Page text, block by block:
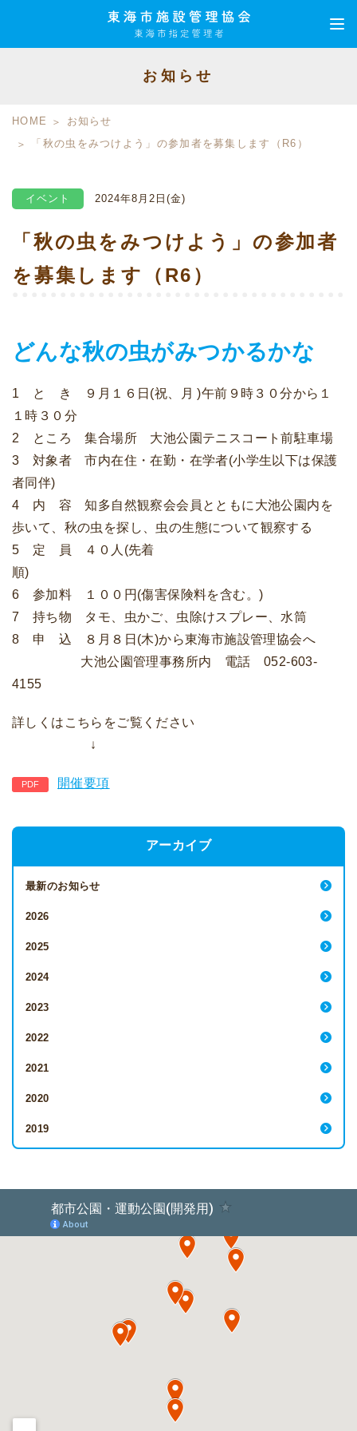
お知らせ
HOME
お知らせ
「秋の虫をみつけよう」の参加者を募集します（R6）
イベント 2024年8月2日(金)
「秋の虫をみつけよう」の参加者
を募集します（R6）
どんな秋の虫がみつかるかな
1 と き ９月１６日(祝、月 )午前９時３０分から１
１時３０分
2 ところ 集合場所 大池公園テニスコート前駐車場
3 対象者 市内在住・在勤・在学者(小学生以下は保護
者同伴)
4 内 容 知多自然観察会会員とともに大池公園内を
歩いて、秋の虫を探し、虫の生態について観察する
5 定 員 ４０人(先着
6 参加料 １００円(傷害保険料を含む。)
7 持ち物 タモ、虫かご、虫除けスプレー、水筒
8 申 込 ８月８日(木)から東海市施設管理協会へ
大池公園管理事務所内 電話 052-603-
4155
詳しくはこちらをご覧ください
↓
開催要項
アーカイブ
最新のお知らせ
2026
2025
2024
2023
2022
2021
2020
2019